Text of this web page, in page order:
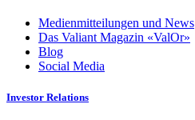
Medienmitteilungen und News
Das Valiant Magazin «ValOr»
Blog
Social Media
Investor Relations